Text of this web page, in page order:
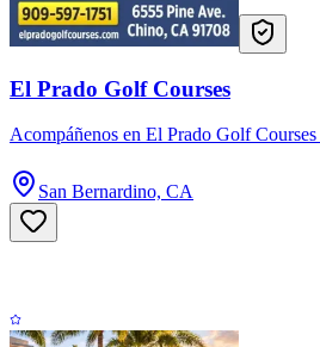
El Prado Golf Courses
Acompáñenos en El Prado Golf
San Bernardino, CA